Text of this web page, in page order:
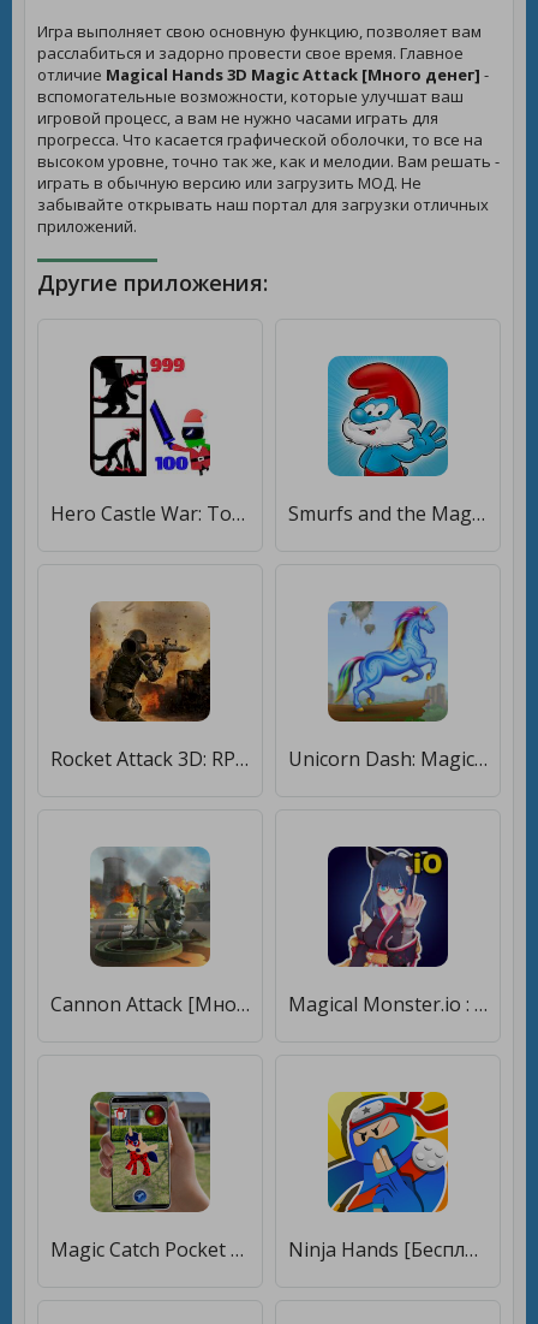
Игра выполняет свою основную функцию, позволяет вам
расслабиться и задорно провести свое время. Главное
отличие Magical Hands 3D Magic Attack [Много денег] -
вспомогательные возможности, которые улучшат ваш
игровой процесс, а вам не нужно часами играть для
прогресса. Что касается графической оболочки, то все на
высоком уровне, точно так же, как и мелодии. Вам решать -
играть в обычную версию или загрузить МОД. Не
забывайте открывать наш портал для загрузки отличных
приложений.
Другие приложения:
Hero Castle War: Tower Attack [Много денег] Smurfs and the Magical Meadow [Мод меню]
Rocket Attack 3D: RPG Shooting [Много денег] Unicorn Dash: Magical Run [Бесплатные покупки]
Cannon Attack [Много денег] Magical Monster.io : Evolution [Бесплатные покупки]
Magic Catch Pocket Horse : Pocket footprint Pony [Без рекламы] Ninja Hands [Бесплатные покупки]